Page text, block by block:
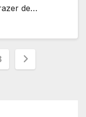
de…